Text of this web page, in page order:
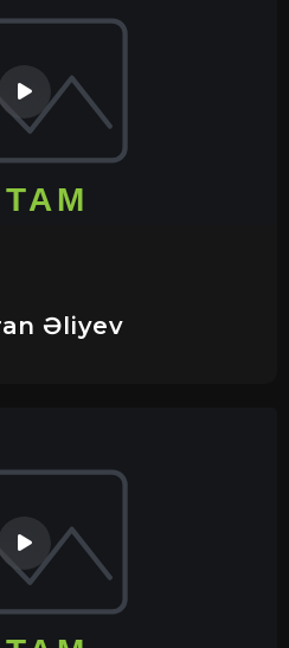
Əliyev